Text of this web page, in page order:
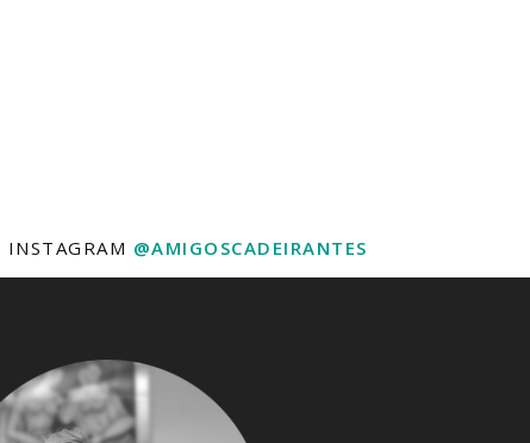
@AMIGOSCADEIRANTES